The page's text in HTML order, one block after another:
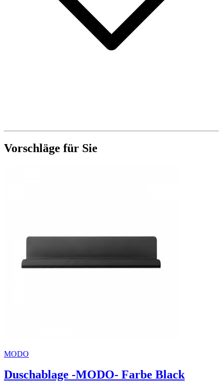
Vorschläge für Sie
MODO
Duschablage -MODO- Farbe Black